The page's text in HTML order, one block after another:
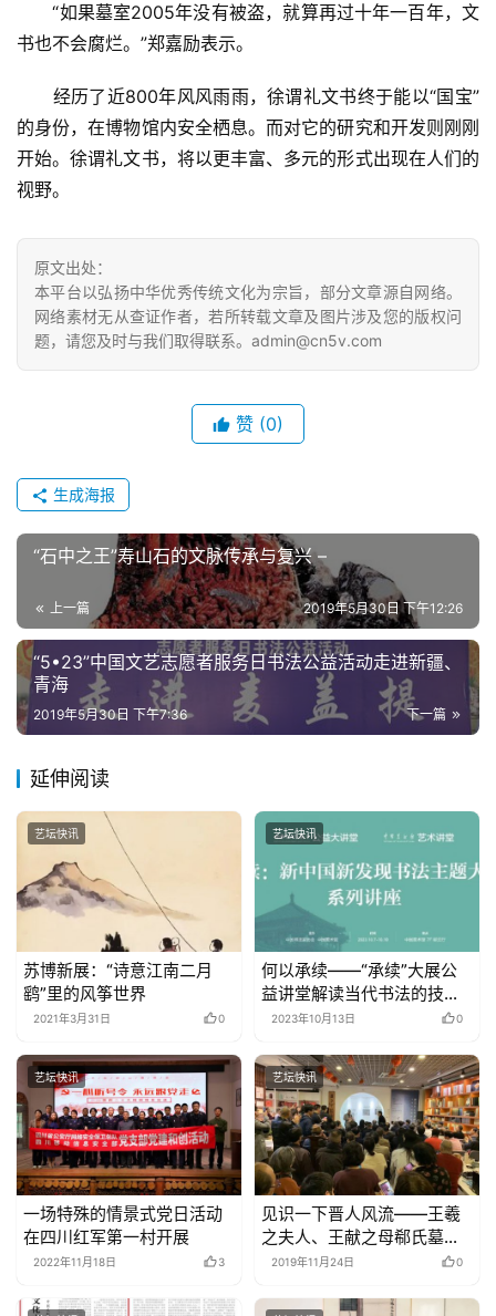
“如果墓室2005年没有被盗，就算再过十年一百年，文
书也不会腐烂。”郑嘉励表示。
经历了近800年风风雨雨，徐谓礼文书终于能以“国宝”
的身份，在博物馆内安全栖息。而对它的研究和开发则刚刚
开始。徐谓礼文书，将以更丰富、多元的形式出现在人们的
视野。
原文出处：
本平台以弘扬中华优秀传统文化为宗旨，部分文章源自网络。
网络素材无从查证作者，若所转载文章及图片涉及您的版权问
题，请您及时与我们取得联系。admin@cn5v.com
赞 (0)
生成海报
“石中之王”寿山石的文脉传承与复兴 –
上一篇 2019年5月30日 下午12:26
“5•23”中国文艺志愿者服务日书法公益活动走进新疆、
青海
下一篇
2019年5月30日 下午7:36
延伸阅读
艺坛快讯
苏博新展：“诗意江南二月
鹞”里的风筝世界
2021年3月31日 0
艺坛快讯
何以承续——“承续”大展公
益讲堂解读当代书法的技道
求索
2023年10月13日 0
艺坛快讯
一场特殊的情景式党日活动
在四川红军第一村开展
2022年11月18日 3
艺坛快讯
见识一下晋人风流——王羲
之夫人、王献之母郗氏墓志
2019年11月24日 0